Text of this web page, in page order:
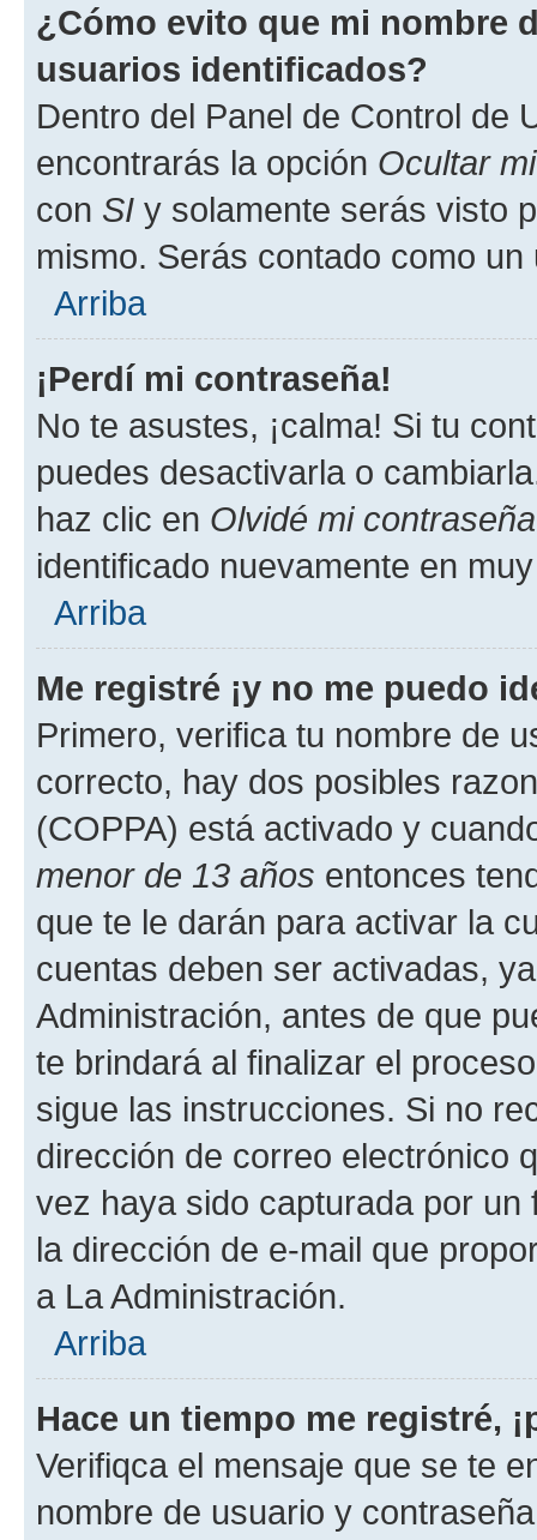
¿Cómo evito que mi nombre
usuarios identificados?
Dentro del Panel de Control de
encontrarás la opción Ocultar
con SI y solamente serás visto
mismo. Serás contado como un
Arriba
¡Perdí mi contraseña!
No te asustes, ¡calma! Si tu
puedes desactivarla o
haz clic en Olvidé mi contraseña
identificado nuevamente en
Arriba
Me registré ¡y no me puedo
Primero, verifica tu nombre de
correcto, hay dos posibles
(COPPA) está activado y
menor de 13 años entonces
que te le darán para activar la
cuentas deben ser activadas,
Administración, antes de que
te brindará al finalizar el
sigue las instrucciones. Si no
dirección de correo electrónico
vez haya sido capturada por
la dirección de e-mail que
a La Administración.
Arriba
Hace un tiempo me registré,
Verifiqca el mensaje que se te
nombre de usuario y